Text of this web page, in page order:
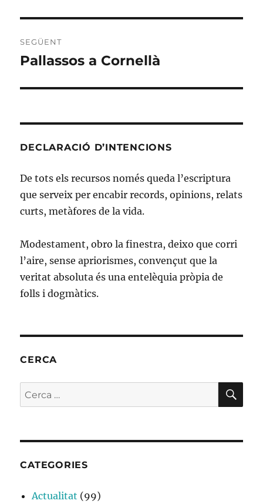
SEGÜENT
Entrada
Pallassos a Cornellà
DECLARACIÓ D’INTENCIONS
De tots els recursos només queda l’escriptura
que serveix per encabir records, opinions, relats
curts, metàfores de la vida.
Modestament, obro la finestra, deixo que corri
l’aire, sense apriorismes, convençut que la
veritat absoluta és una entelèquia pròpia de
folls i dogmàtics.
CERCA
Cerca:
CATEGORIES
Actualitat (99)